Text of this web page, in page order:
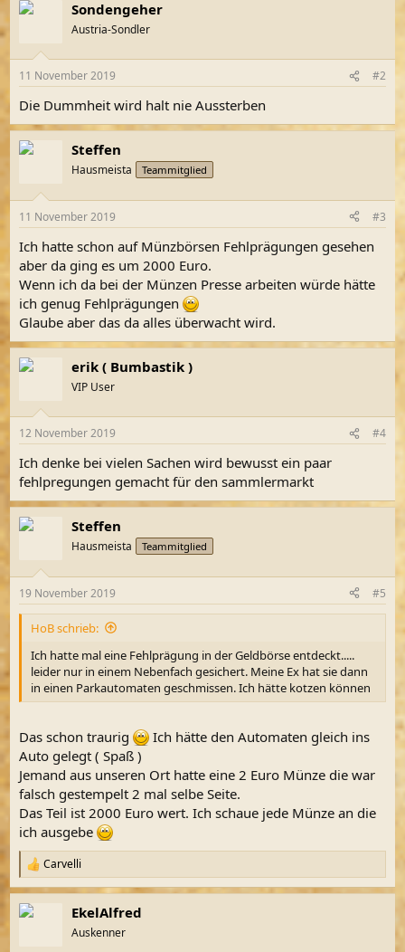
Sondengeher
Austria-Sondler
11 November 2019 #2
Die Dummheit wird halt nie Aussterben
Steffen
Hausmeista Teammitglied
11 November 2019 #3
Ich hatte schon auf Münzbörsen Fehlprägungen gesehen
aber da ging es um 2000 Euro.
Wenn ich da bei der Münzen Presse arbeiten würde hätte
ich genug Fehlprägungen
Glaube aber das da alles überwacht wird.
erik ( Bumbastik )
VIP User
12 November 2019 #4
Ich denke bei vielen Sachen wird bewusst ein paar
fehlpregungen gemacht für den sammlermarkt
Steffen
Hausmeista Teammitglied
19 November 2019 #5
HoB schrieb:
Ich hatte mal eine Fehlprägung in der Geldbörse entdeckt.....
leider nur in einem Nebenfach gesichert. Meine Ex hat sie dann
in einen Parkautomaten geschmissen. Ich hätte kotzen können
Das schon traurig
Ich hätte den Automaten gleich ins
Auto gelegt ( Spaß )
Jemand aus unseren Ort hatte eine 2 Euro Münze die war
falsch gestempelt 2 mal selbe Seite.
Das Teil ist 2000 Euro wert. Ich schaue jede Münze an die
ich ausgebe
R
e
a
k
Carvelli
EkelAlfred
Auskenner